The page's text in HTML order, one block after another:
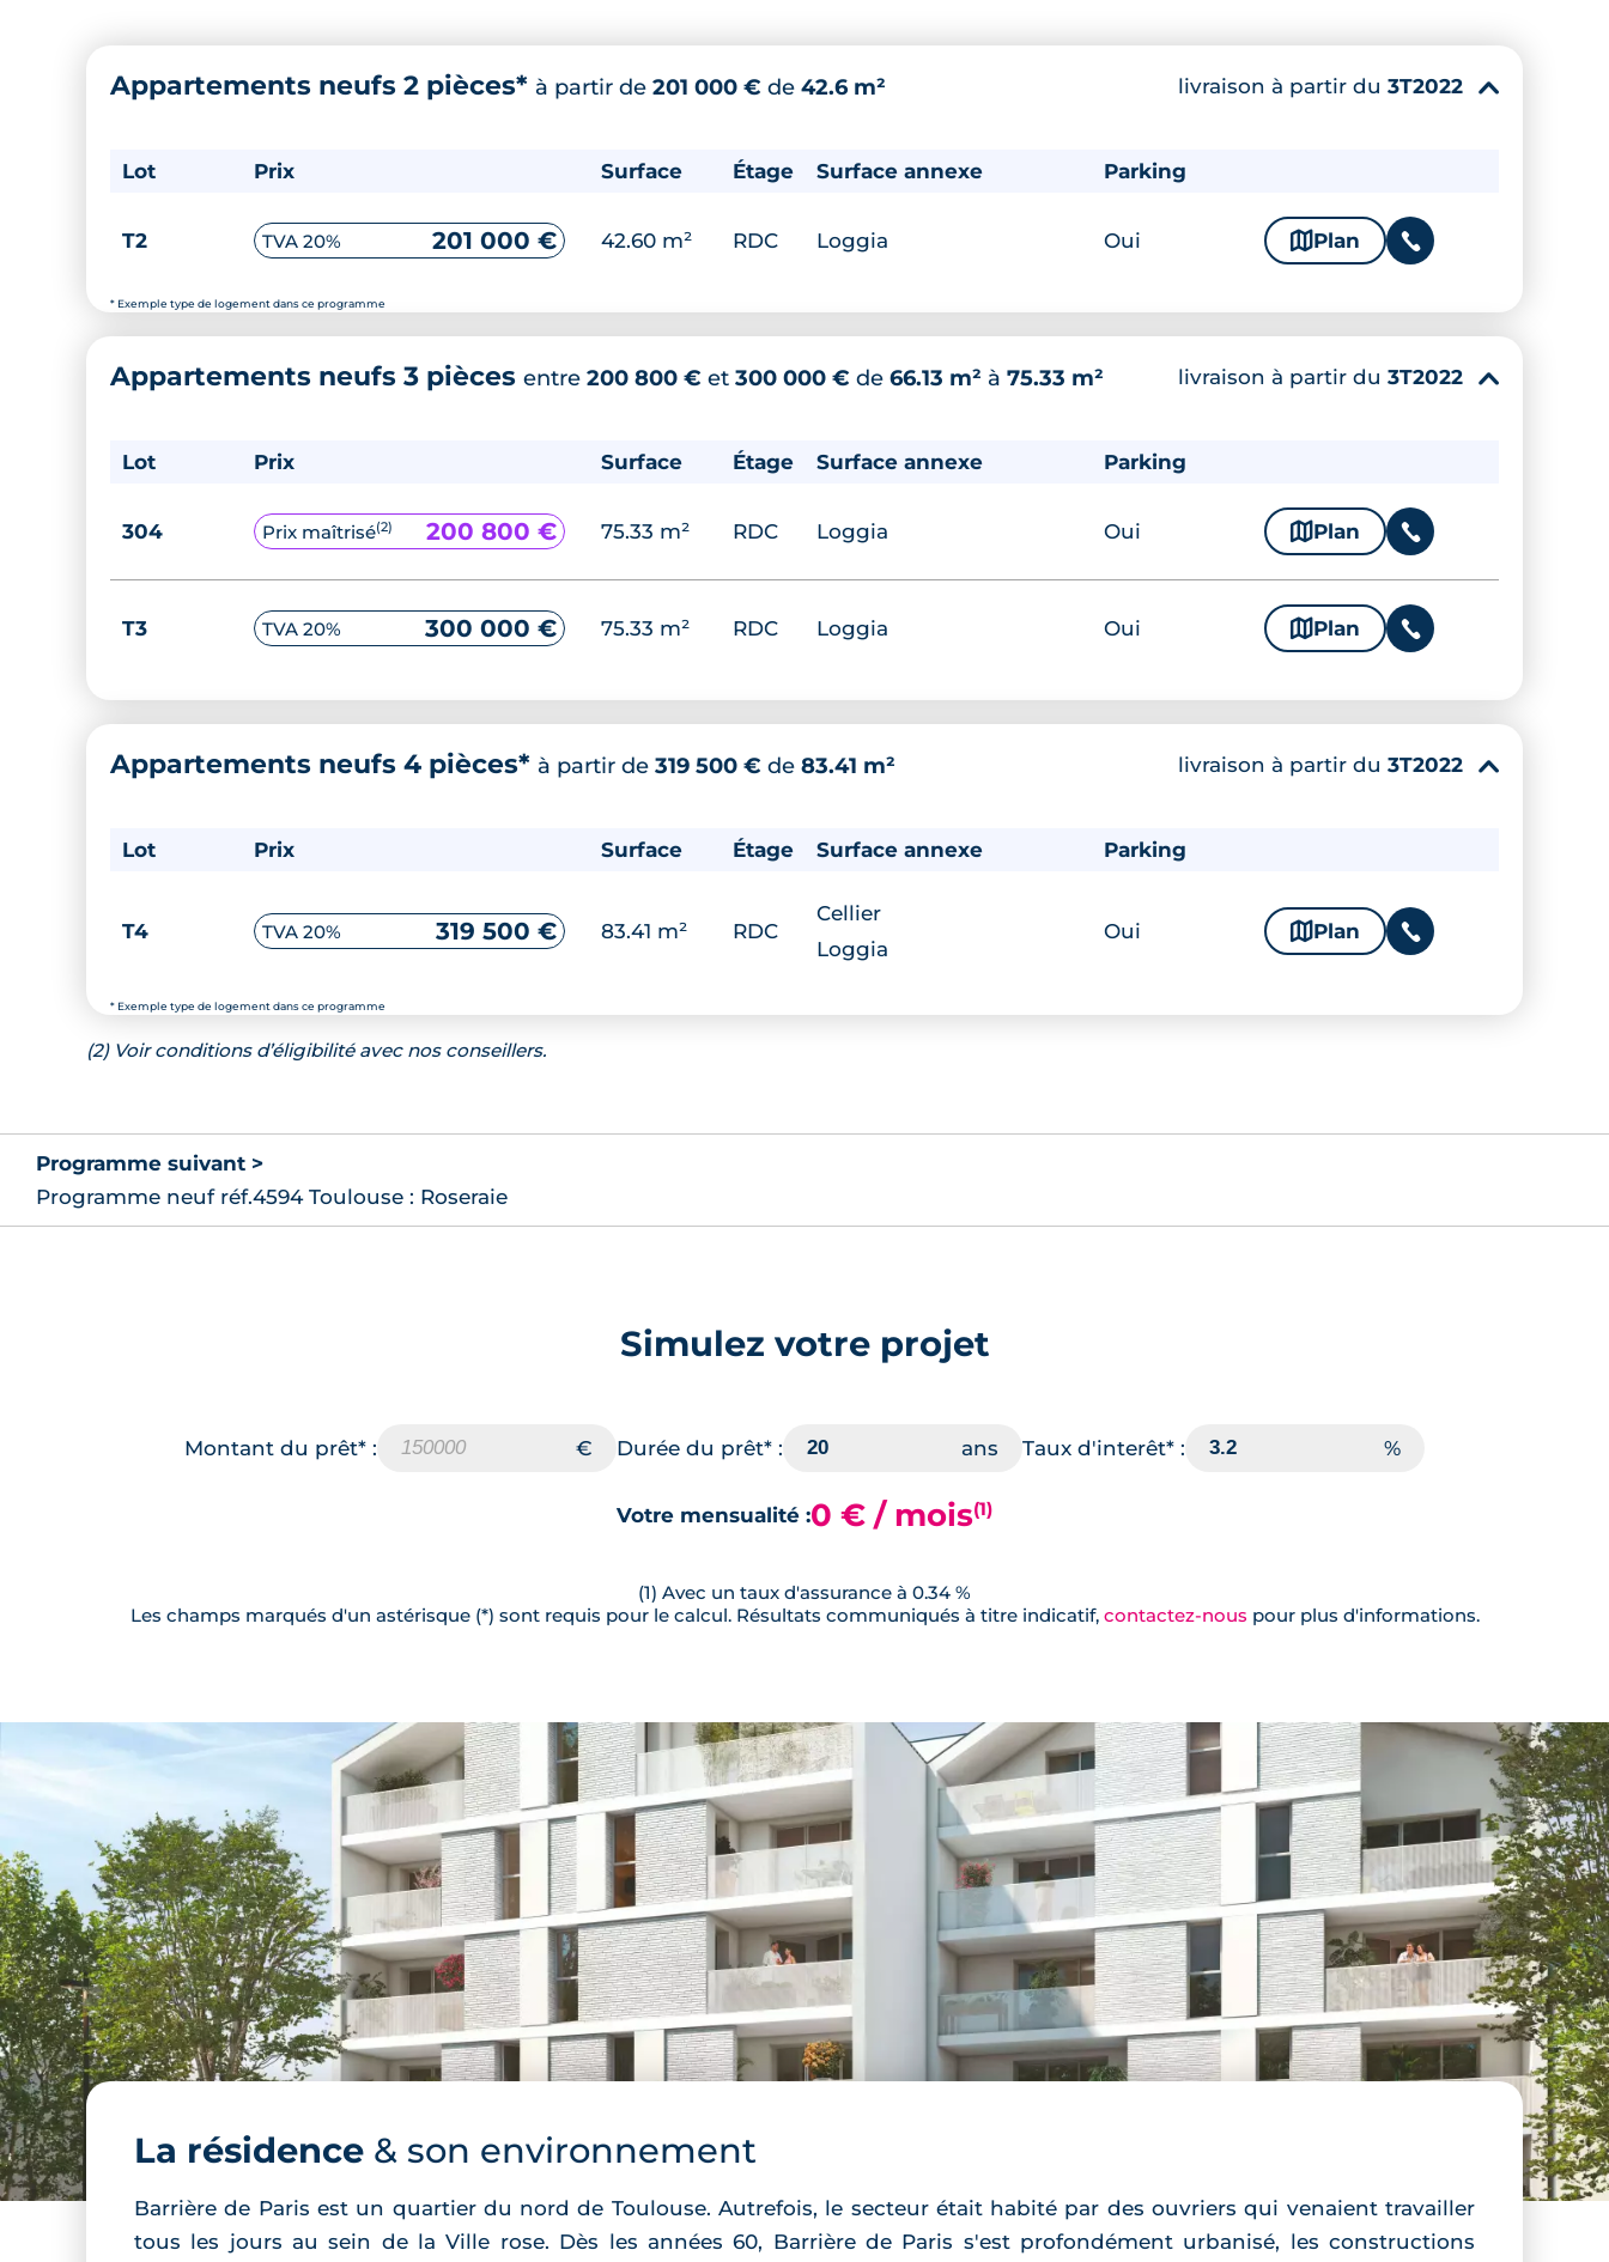
Appartements neufs 2 pièces* à partir de 201 000 € de 42.6 m²
* Exemple type de logement dans ce programme
livraison à partir du 3T2022 ▾
Lot Prix Surface Étage Surface annexe Parking
T2 TVA 20% 201 000 € 42.60 m² RDC Loggia Oui 🗞 Plan 📞
Appartements neufs 3 pièces entre 200 800 € et 300 000 € de 66.13 m² à 75.33 m² livraison à partir du 3T2022 ▾
Lot Prix Surface Étage Surface annexe Parking
304 Prix maîtrisé(2) 200 800 € 75.33 m² RDC Loggia Oui 🗞 Plan 📞
T3 TVA 20% 300 000 € 75.33 m² RDC Loggia Oui 🗞 Plan 📞
Appartements neufs 4 pièces* à partir de 319 500 € de 83.41 m²
* Exemple type de logement dans ce programme
livraison à partir du 3T2022 ▾
Lot Prix Surface Étage Surface annexe Parking
T4 TVA 20% 319 500 € 83.41 m² RDC
Cellier
Loggia
Oui 🗞 Plan 📞
(2) Voir conditions d’éligibilité avec nos conseillers.
Programme suivant >
Programme neuf réf.4594 Toulouse : Roseraie
Simulez votre projet
Montant du prêt* : Durée du prêt* : Taux d'interêt* :
Votre mensualité :0 € / mois(1)
(1) Avec un taux d'assurance à 0.34 %
Les champs marqués d'un astérisque (*) sont requis pour le calcul. Résultats communiqués à titre indicatif, contactez-nous pour plus d'informations.
La résidence & son environnement
Barrière de Paris est un quartier du nord de Toulouse. Autrefois, le secteur était habité par des ouvriers qui venaient travailler
tous les jours au sein de la Ville rose. Dès les années 60, Barrière de Paris s'est profondément urbanisé, les constructions